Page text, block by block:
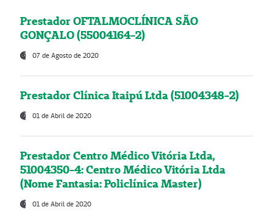
Prestador OFTALMOCLÍNICA SÃO
GONÇALO (55004164-2)
07 de Agosto de 2020
Prestador Clínica Itaipú Ltda (51004348-2)
01 de Abril de 2020
Prestador Centro Médico Vitória Ltda,
51004350-4: Centro Médico Vitória Ltda
(Nome Fantasia: Policlínica Master)
01 de Abril de 2020